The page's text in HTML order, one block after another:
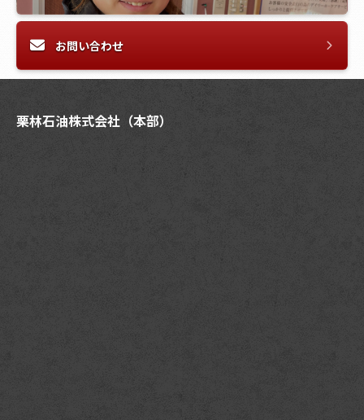
お問い合わせ
栗林石油株式会社（本部）